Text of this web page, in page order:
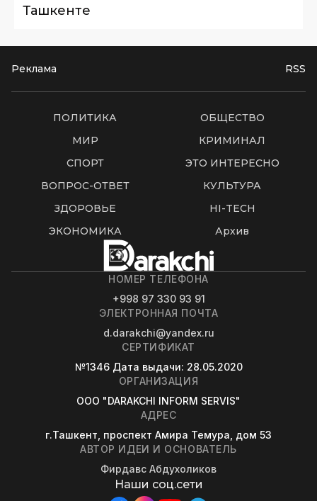
Ташкенте
Реклама RSS
ПОЛИТИКА
ОБЩЕСТВО
МИР
КРИМИНАЛ
СПОРТ
ЭТО ИНТЕРЕСНО
ВОПРОС-ОТВЕТ
КУЛЬТУРА
ЗДОРОВЬЕ
HI-TECH
ЭКОНОМИКА
Архив
НОМЕР ТЕЛЕФОНА
+998 97 330 93 91
ЭЛЕКТРОННАЯ ПОЧТА
d.darakchi@yandex.ru
СЕРТИФИКАТ
№1346 Дата выдачи: 28.05.2020
ОРГАНИЗАЦИЯ
OOO "DARAKCHI INFORM SERVIS"
АДРЕС
г.Ташкент, проспект Амира Темура, дом 53
АВТОР ИДЕИ И ОСНОВАТЕЛЬ
Фирдавс Абдухоликов
Наши соц.сети